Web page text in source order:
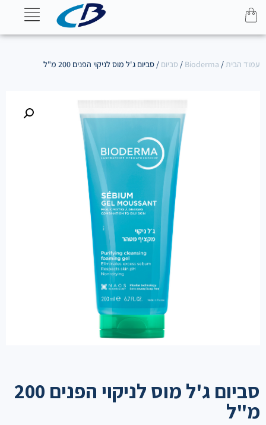
עמוד הבית/
Bioderma
/ סביום / סביום ג'ל מוס לניקוי הפנים 200 מ"ל
סביום ג'ל מוס לניקוי הפנים 200
מ"ל